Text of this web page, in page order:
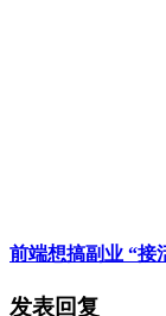
前端想搞副业 “接
发表回复